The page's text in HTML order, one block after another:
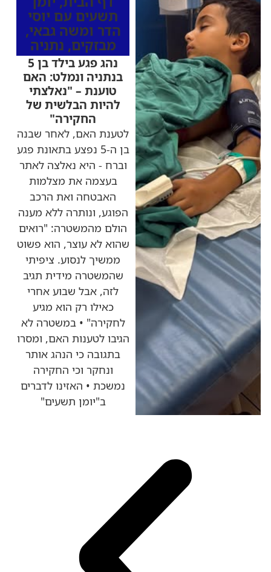
תשעים עם יוסי
הדר ומשה גבאי,
מבזקים, נתניה
נהג פגע בילד בן 5
בנתניה ונמלט: האם
טוענת – "נאלצתי
להיות הבלשית של
החקירה"
לטענת האם, לאחר שבנה
בן ה-5 נפצע בתאונת פגע
וברח - היא נאלצה לאתר
בעצמה את מצלמות
האבטחה ואת הרכב
הפוגע, ונותרה ללא מענה
הולם מהמשטרה: "רואים
שהוא לא עוצר, הוא פשוט
ממשיך לנסוע. ציפיתי
שהמשטרה מידית תגיב
לזה, אבל שבוע אחרי
כאילו רק הוא מגיע
לחקירה" • במשטרה לא
הגיבו לטענות האם, ומסרו
בתגובה כי הנהג אותר
ונחקר וכי החקירה
נמשכת • האזינו לדברים
ב"יומן תשעים"